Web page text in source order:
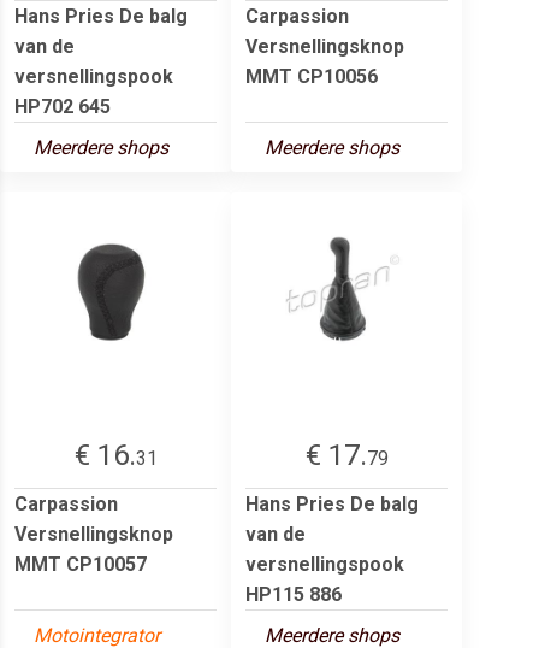
Hans Pries De balg
van de
versnellingspook
HP702 645
Meerdere shops
Carpassion
Versnellingsknop
MMT CP10056
Meerdere shops
€ 16.31
Carpassion
Versnellingsknop
MMT CP10057
Motointegrator
€ 17.79
Hans Pries De balg
van de
versnellingspook
HP115 886
Meerdere shops